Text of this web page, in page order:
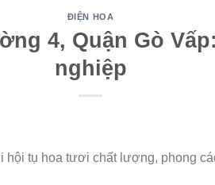
ĐIỆN HOA
4, Quận Gò
nghiệp
tụ hoa tươi chất lượng, phong